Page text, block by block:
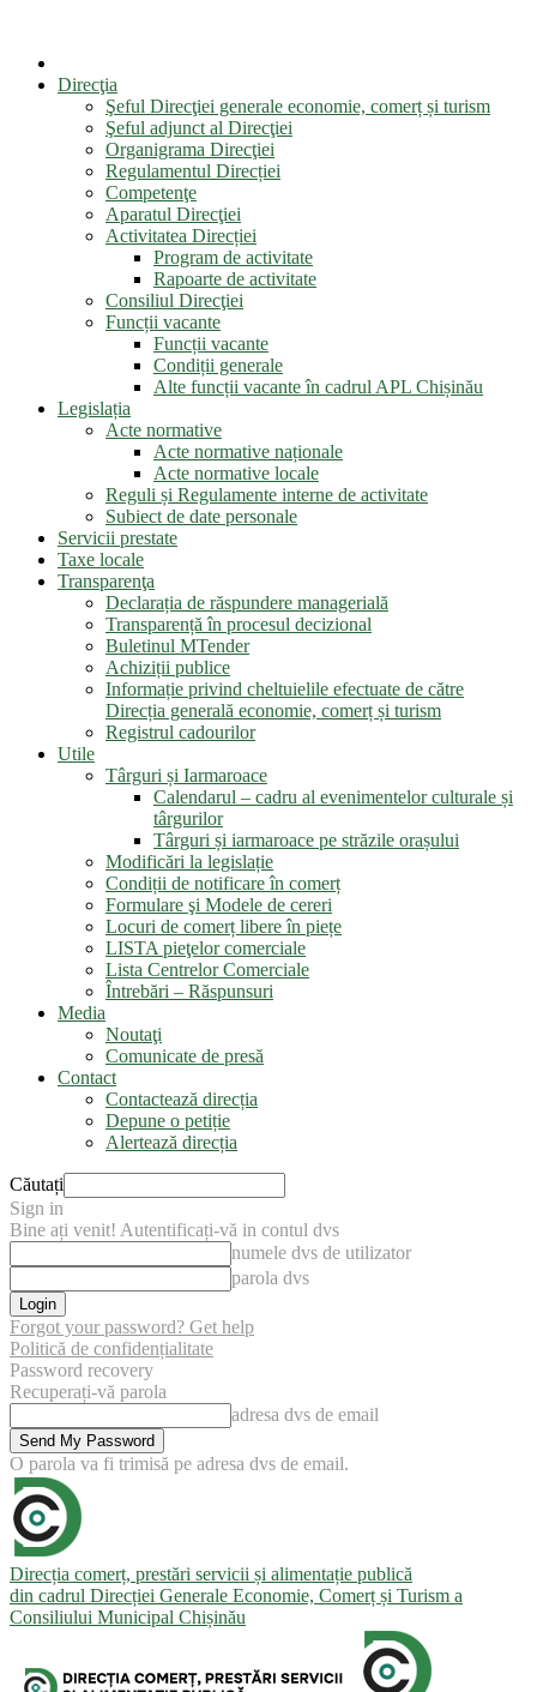
Direcţia
Şeful Direcţiei generale economie, comerț și turism
Şeful adjunct al Direcţiei
Organigrama Direcţiei
Regulamentul Direcției
Competenţe
Aparatul Direcţiei
Activitatea Direcției
Program de activitate
Rapoarte de activitate
Consiliul Direcţiei
Funcții vacante
Funcții vacante
Condiții generale
Alte funcții vacante în cadrul APL Chișinău
Legislația
Acte normative
Acte normative naționale
Acte normative locale
Reguli și Regulamente interne de activitate
Subiect de date personale
Servicii prestate
Taxe locale
Transparenţa
Declarația de răspundere managerială
Transparență în procesul decizional
Buletinul MTender
Achiziții publice
Informație privind cheltuielile efectuate de către
Direcția generală economie, comerț și turism
Registrul cadourilor
Utile
Târguri și Iarmaroace
Calendarul – cadru al evenimentelor culturale și
târgurilor
Târguri și iarmaroace pe străzile orașului
Modificări la legislație
Condiții de notificare în comerț
Formulare şi Modele de cereri
Locuri de comerț libere în piețe
LISTA pieţelor comerciale
Lista Centrelor Comerciale
Întrebări – Răspunsuri
Media
Noutaţi
Comunicate de presă
Contact
Contactează direcția
Depune o petiție
Alertează direcția
Căutați
Sign in
Bine ați venit! Autentificați-vă in contul dvs
numele dvs de utilizator
parola dvs
Forgot your password? Get help
Politică de confidențialitate
Password recovery
Recuperați-vă parola
adresa dvs de email
O parola va fi trimisă pe adresa dvs de email.
Direcția comerț, prestări servicii și alimentație publică
din cadrul Direcției Generale Economie, Comerț și Turism a
Consiliului Municipal Chișinău